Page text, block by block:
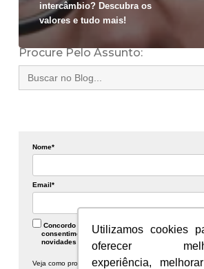
Utilizamos cookies
oferecer
experiência,
Utilizamos cookies
oferecer
experiência,
intercâmbio? Descubra os
valores e tudo mais!
Procure Pelo Assunto:
Search
for:
Nome*
Email*
Concordo com a Política de Privacidade
consentimento para recebimento de
novidades sobre a Information Planet.
Veja como protegemos seus dados e respeitamos